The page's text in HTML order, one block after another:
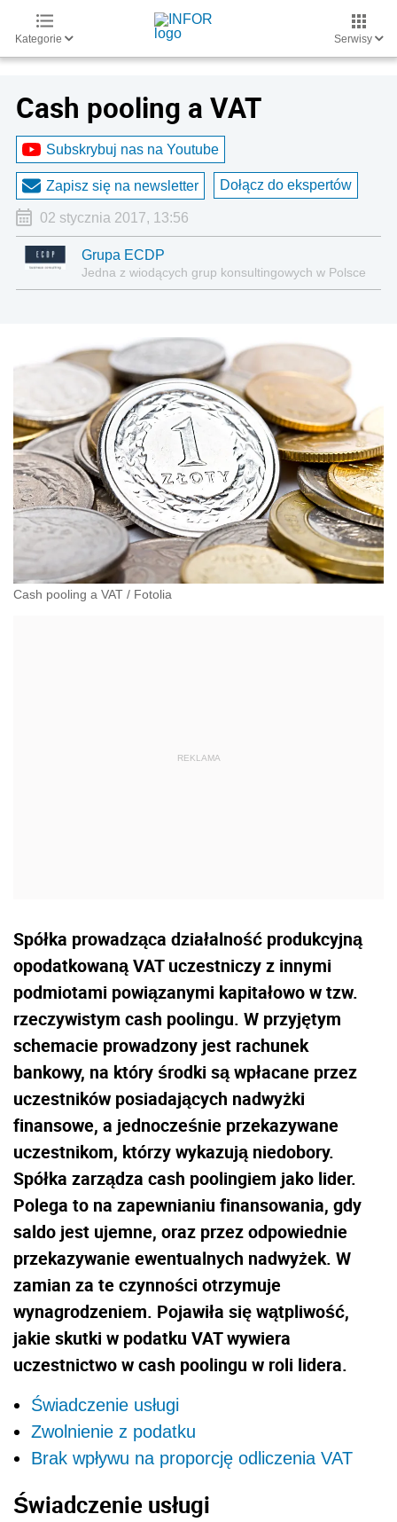
Kategorie Serwisy
Cash pooling a VAT
Subskrybuj nas na Youtube
Zapisz się na newsletter Dołącz do ekspertów
02 stycznia 2017, 13:56
Grupa ECDP
Jedna z wiodących grup konsultingowych w Polsce
Cash pooling a VAT / Fotolia
Spółka prowadząca działalność produkcyjną
opodatkowaną VAT uczestniczy z innymi
podmiotami powiązanymi kapitałowo w tzw.
rzeczywistym cash poolingu. W przyjętym
schemacie prowadzony jest rachunek
bankowy, na który środki są wpłacane przez
uczestników posiadających nadwyżki
finansowe, a jednocześnie przekazywane
uczestnikom, którzy wykazują niedobory.
Spółka zarządza cash poolingiem jako lider.
Polega to na zapewnianiu finansowania, gdy
saldo jest ujemne, oraz przez odpowiednie
przekazywanie ewentualnych nadwyżek. W
zamian za te czynności otrzymuje
wynagrodzeniem. Pojawiła się wątpliwość,
jakie skutki w podatku VAT wywiera
uczestnictwo w cash poolingu w roli lidera.
Świadczenie usługi
Zwolnienie z podatku
Brak wpływu na proporcję odliczenia VAT
Świadczenie usługi